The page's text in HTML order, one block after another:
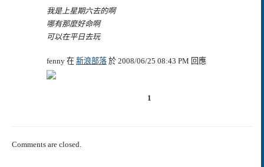
我是上星期六去的啊
哪有那麼好命啊
可以在平日去玩
fenny 在 新浪部落 於 2008/06/25 08:43 PM 回應
1
Comments are closed.